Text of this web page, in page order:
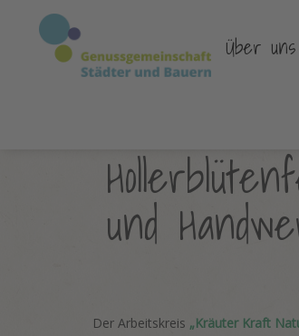
Über uns
und
Der Arbeitskreis „Kräuter Kraft